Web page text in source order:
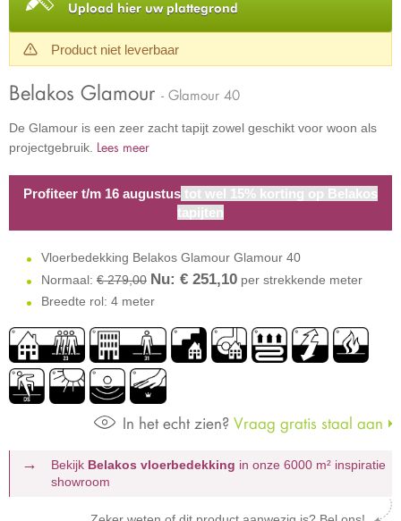
Upload hier uw plattegrond
Product niet leverbaar
Belakos Glamour - Glamour 40
De Glamour is een zeer zacht tapijt zowel geschikt voor woon als
projectgebruik. Lees meer
Profiteer t/m 16 augustus tot wel 15% korting op Belakos
tapijten
Vloerbedekking Belakos Glamour Glamour 40
Normaal: € 279,00 Nu: € 251,10 per strekkende meter
Breedte rol: 4 meter
In het echt zien? Vraag gratis staal aan
Bekijk Belakos vloerbedekking in onze 6000 m² inspiratie
showroom